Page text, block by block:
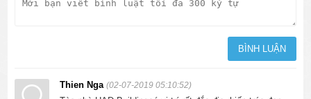
Thien Nga(02-07-2019 05:10:52)